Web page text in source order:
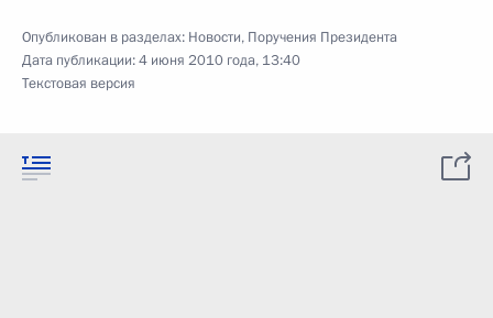
Опубликован в разделах: Новости, Поручения Президента
Дата публикации:4 июня 2010 года, 13:40
Текстовая версия